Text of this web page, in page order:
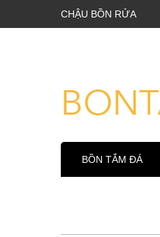
CHẬU BỒN RỬA
BỒN TẮM ĐÁ